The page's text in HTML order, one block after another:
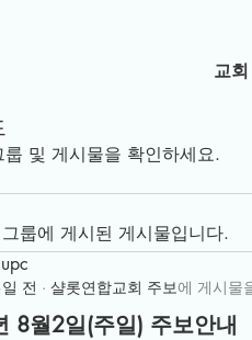
교
룹 및 게시물을 확인하세요.
룹에 게시된 게시물입니다.
전 · 샬롯연합교회 주보에 게시물
8월2일(주일) 주보안내